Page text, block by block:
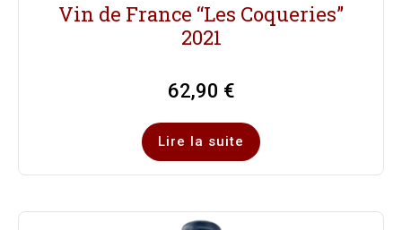
Vin de France “Les Coqueries”
2021
62,90 €
Lire la suite